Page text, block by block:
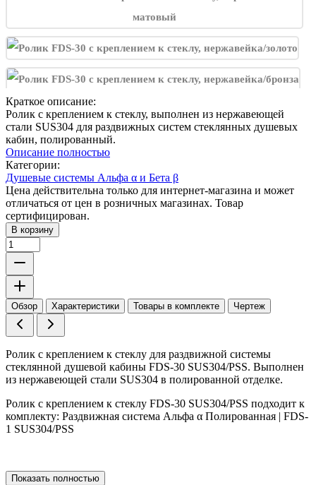
Краткое описание:
Ролик с креплением к стеклу, выполнен из нержавеющей
стали SUS304 для раздвижных систем стеклянных душевых
кабин, полированный.
Описание полностью
Категории:
Душевые системы Альфа α и Бета β
Цена действительна только для интернет-магазина и может
отличаться от цен в розничных магазинах. Товар
сертифицирован.
В корзину
Обзор Характеристики Товары в комплекте Чертеж
Ролик с креплением к стеклу для раздвижной системы
стеклянной душевой кабины FDS-30 SUS304/PSS. Выполнен
из нержавеющей стали SUS304 в полированной отделке.
Ролик с креплением к стеклу FDS-30 SUS304/PSS подходит к
комплекту: Раздвижная система Альфа α Полированная | FDS-
1 SUS304/PSS
Показать полностью